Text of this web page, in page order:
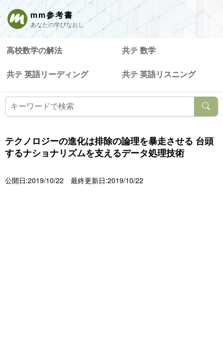
mm参考書
あなたの学びなおし
高校数学の解法 共テ 数学
共テ 英語リーディング 共テ 英語リスニング
テクノロジーの進化は排除の論理を暴走させる 台頭
するナショナリズムを支えるデータ処理技術
公開日:2019/10/22 最終更新日:2019/10/22